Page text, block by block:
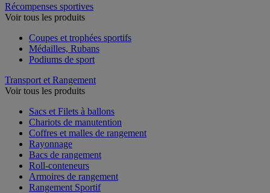
Récompenses sportives
Voir tous les produits
Coupes et trophées sportifs
Médailles, Rubans
Podiums de sport
Transport et Rangement
Voir tous les produits
Sacs et Filets à ballons
Chariots de manutention
Coffres et malles de rangement
Rayonnage
Bacs de rangement
Roll-conteneurs
Armoires de rangement
Rangement Sportif